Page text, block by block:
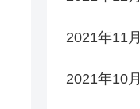
2021年11月
2021年10月